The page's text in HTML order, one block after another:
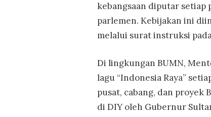
kebangsaan diputar setiap
parlemen. Kebijakan ini
melalui surat instruksi
Di lingkungan BUMN,
lagu “Indonesia Raya”
pusat, cabang, dan proyek
di DIY oleh Gubernur